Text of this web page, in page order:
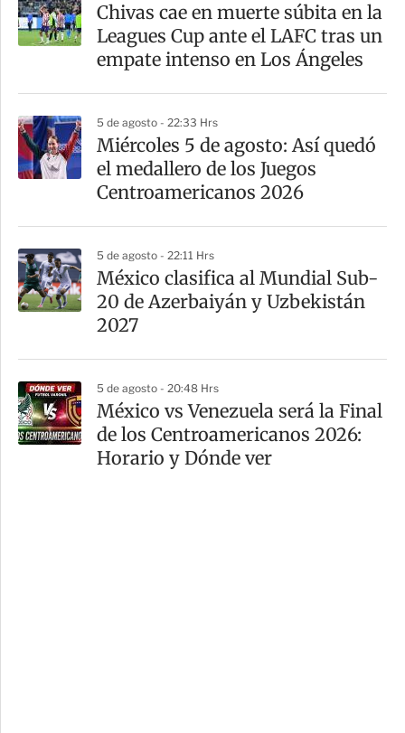
Chivas cae en muerte súbita en la
Leagues Cup ante el LAFC tras un
empate intenso en Los Ángeles
5 de agosto - 22:33 Hrs
Miércoles 5 de agosto: Así quedó
el medallero de los Juegos
Centroamericanos 2026
5 de agosto - 22:11 Hrs
México clasifica al Mundial Sub-
20 de Azerbaiyán y Uzbekistán
2027
5 de agosto - 20:48 Hrs
México vs Venezuela será la Final
de los Centroamericanos 2026:
Horario y Dónde ver